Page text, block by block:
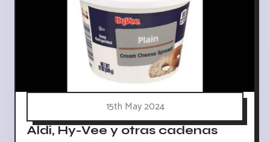
15th May 2024
Aldi, Hy-Vee y otras cadenas